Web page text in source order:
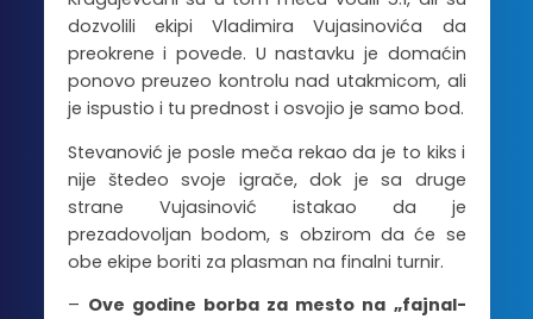
dozvolili ekipi Vladimira Vujasinovića da
preokrene i povede. U nastavku je domaćin
ponovo preuzeo kontrolu nad utakmicom, ali
je ispustio i tu prednost i osvojio je samo bod.
Stevanović je posle meča rekao da je to kiks i
nije štedeo svoje igrače, dok je sa druge
strane Vujasinović istakao da je
prezadovoljan bodom, s obzirom da će se
obe ekipe boriti za plasman na finalni turnir.
– Ove godine borba za mesto na „fajnal-